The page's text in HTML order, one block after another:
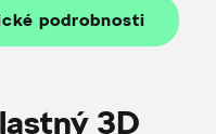
podrobnosti
3D